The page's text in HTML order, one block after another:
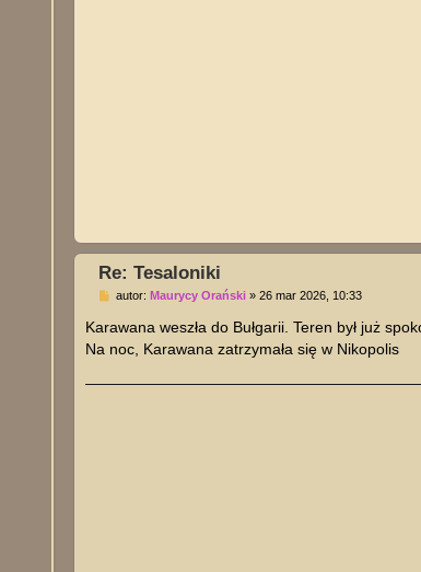
Re: Tesaloniki
P
s
t
autor:Maurycy Orański »26 mar 2026, 10:33
Karawana weszła do Bułgarii. Teren był już
Na noc, Karawana zatrzymała się w Nikopolis